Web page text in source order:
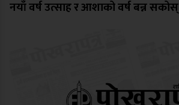
नयाँ वर्ष उत्साह र आशाको वर्ष बन्न सकोस्